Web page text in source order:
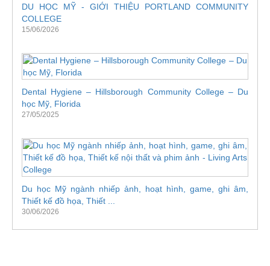
DU HỌC MỸ - GIỚI THIỆU PORTLAND COMMUNITY
COLLEGE
15/06/2026
Dental Hygiene – Hillsborough Community College – Du
học Mỹ, Florida
27/05/2025
Du học Mỹ ngành nhiếp ảnh, hoạt hình, game, ghi âm,
Thiết kế đồ họa, Thiết ...
30/06/2026